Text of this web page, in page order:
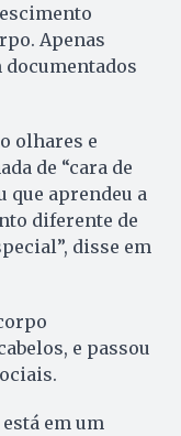
Apenas
documentados
olhares e
de “cara de
que aprendeu a
diferente de
disse em
e passou
em um